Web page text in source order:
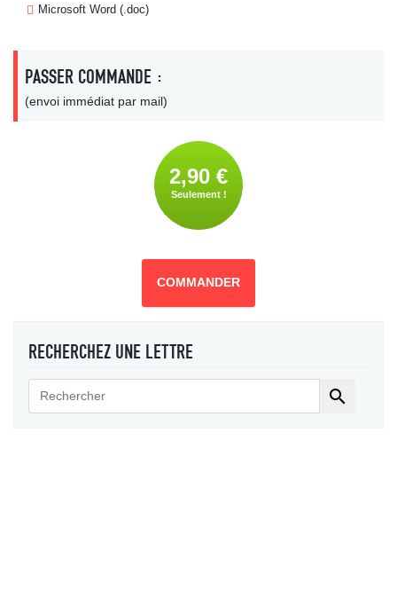
Microsoft Word (.doc)
PASSER COMMANDE :
(envoi immédiat par mail)
2,90 €
Seulement !
COMMANDER
RECHERCHEZ UNE LETTRE
